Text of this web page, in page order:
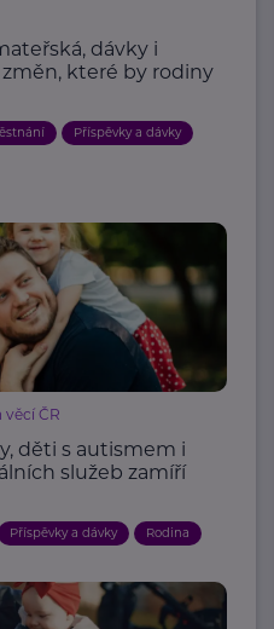
dávky i
které by rodiny
Příspěvky a dávky
ČR
děti s autismem i
služeb zamíří
Příspěvky a dávky Rodina